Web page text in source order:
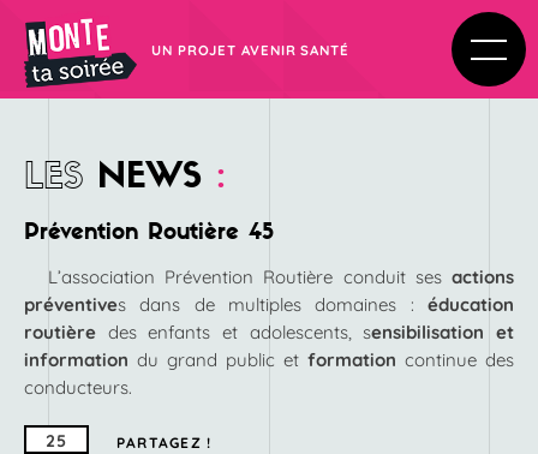
UN PROJET AVENIR SANTÉ
LES NEWS :
Prévention Routière 45
L’association Prévention Routière conduit ses actions
préventives dans de multiples domaines : éducation
routière des enfants et adolescents, sensibilisation et
information du grand public et formation continue des
conducteurs.
25 PARTAGEZ !